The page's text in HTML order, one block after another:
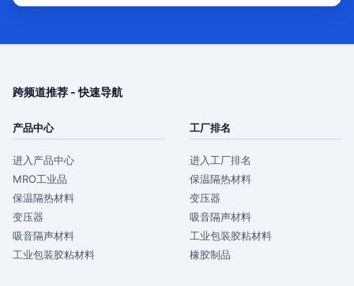
跨频道推荐 - 快速导航
产品中心
进入产品中心
MRO工业品
保温隔热材料
变压器
吸音隔声材料
工业包装胶粘材料
工厂排名
进入工厂排名
保温隔热材料
变压器
吸音隔声材料
工业包装胶粘材料
橡胶制品